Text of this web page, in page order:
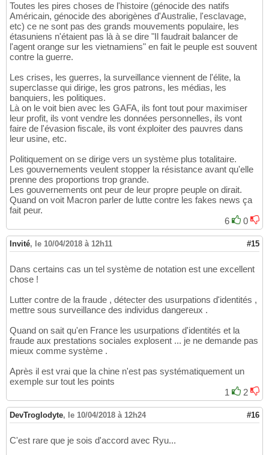
Toutes les pires choses de l'histoire (génocide des natifs
Américain, génocide des aborigènes d'Australie, l'esclavage,
etc) ce ne sont pas des grands mouvements populaire, les
étasuniens n'étaient pas là à se dire "Il faudrait balancer de
l'agent orange sur les vietnamiens" en fait le peuple est souvent
contre la guerre.
Les crises, les guerres, la surveillance viennent de l'élite, la
superclasse qui dirige, les gros patrons, les médias, les
banquiers, les politiques.
Là on le voit bien avec les GAFA, ils font tout pour maximiser
leur profit, ils vont vendre les données personnelles, ils vont
faire de l'évasion fiscale, ils vont éxploiter des pauvres dans
leur usine, etc.
Politiquement on se dirige vers un système plus totalitaire.
Les gouvernements veulent stopper la résistance avant qu'elle
prenne des proportions trop grande.
Les gouvernements ont peur de leur propre peuple on dirait.
Quand on voit Macron parler de lutte contre les fakes news ça
fait peur.
6
0
Invité, le 10/04/2018 à 12h11 #15
Dans certains cas un tel système de notation est une excellent
chose !
Lutter contre de la fraude , détecter des usurpations d'identités ,
mettre sous surveillance des individus dangereux .
Quand on sait qu'en France les usurpations d'identités et la
fraude aux prestations sociales explosent ... je ne demande pas
mieux comme système .
Après il est vrai que la chine n'est pas systématiquement un
exemple sur tout les points
1
2
DevTroglodyte, le 10/04/2018 à 12h24 #16
C'est rare que je sois d'accord avec Ryu...